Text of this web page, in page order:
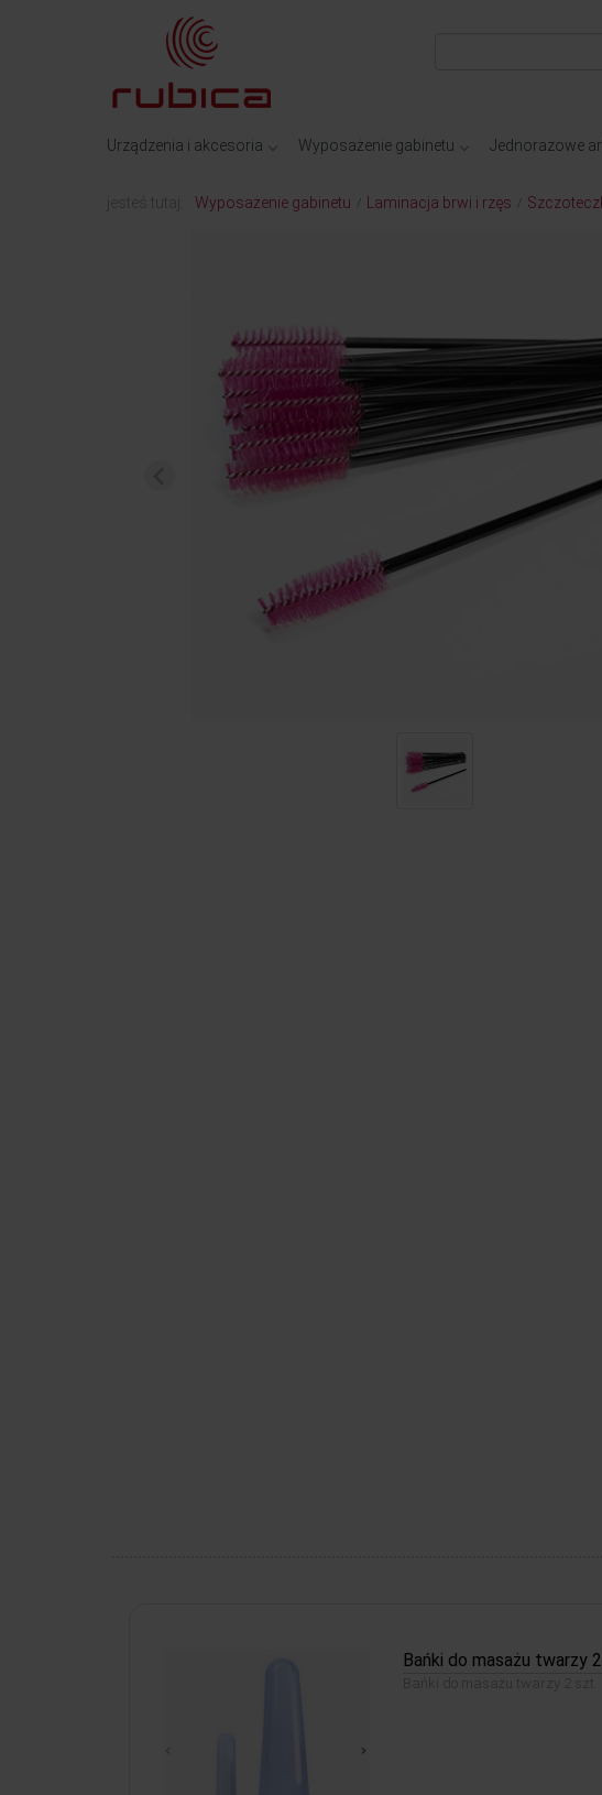
Urządzenia i akcesoria Wyposażenie gabinetu Jednorazowe
jesteś tutaj: Wyposażenie gabinetu Laminacja brwi i rzęs
Bańki do masażu twarzy
Bańki do masażu twarzy 2 szt.